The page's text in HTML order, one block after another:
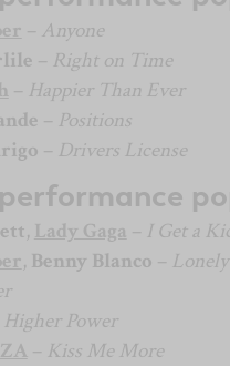
– Anyone
– Right on Time
– Happier Than Ever
– Positions
– Drivers License
, Lady Gaga – I Get a
, Benny Blanco – Lonely
Higher Power
– Kiss Me More